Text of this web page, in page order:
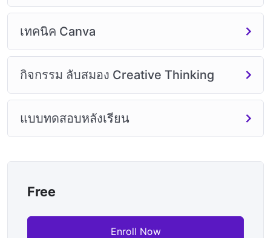
เทคนิค Canva
กิจกรรม ลับสมอง Creative Thinking
แบบทดสอบหลังเรียน
Free
Enroll Now